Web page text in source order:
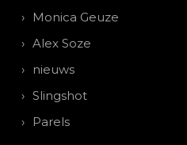
Monica Geuze
Alex Soze
nieuws
Slingshot
Parels